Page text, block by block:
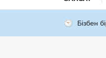
Бізбен